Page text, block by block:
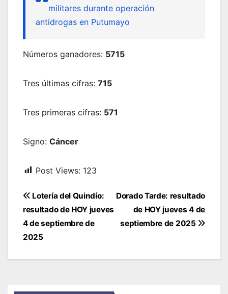
militares durante operación
antidrogas en Putumayo
Números ganadores: 5715
Tres últimas cifras: 715
Tres primeras cifras: 571
Signo: Cáncer
Post Views: 123
Navegación
de
entradas
Dorado Tarde: resultado
de HOY jueves 4 de
septiembre de 2025
Lotería del Quindío:
resultado de HOY jueves
4 de septiembre de
2025